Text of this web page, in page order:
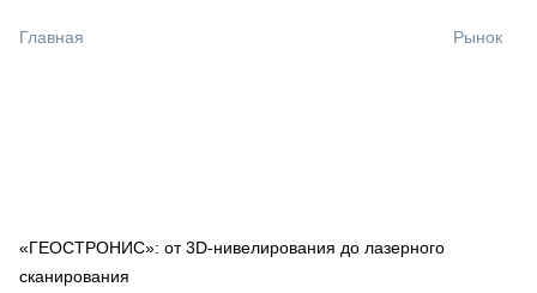
СПЕЦПРОЕКТЫ
МЕРОПРИЯТИЯ
Главная Рынок
«ГЕОСТРОНИС»: от 3D-нивелирования до лазерного
сканирования